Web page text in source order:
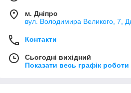
м. Дніпро
вул. Володимира Великого, 7,
Контакти
Сьогодні вихідний
Показати весь графік роботи